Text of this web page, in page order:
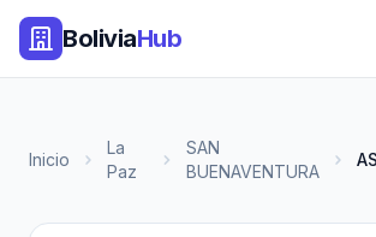
BoliviaHub
Inicio
La
Paz
SAN
BUENAVENTURA